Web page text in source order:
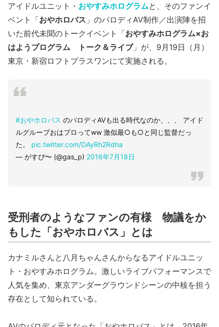
アイドルユニット・ おやすみホログラムと、そのファンイ
ベント「おやホロバス 」のパロディAV制作／出演陣を招
いた前代未聞のトークイベント「おやすみホログラム×お
はようプログラム トーク＆ライブ」が、9月19日（月）
東京・新宿ロフトプラスワンにて実施される。
#おやホロバス のパロディAVも出る時代なのか、、、 アイド
ルグループおはプロってww 激似最○も○と同じ監督だっ
た。 pic.twitter.com/DAyRh2Rdha
— がすぴ〜 (@gas_p) 2016年7月18日
受刑者のようなファンの有様 物議をか
もした「おやホロバス」とは
カナミルさんと八月ちゃんさんからなるアイドルユニッ
ト・おやすみホログラム。激しいライブパフォーマンスで
人気を集め、東京アンダーグラウンドシーンの中核を担う
存在として知られている。